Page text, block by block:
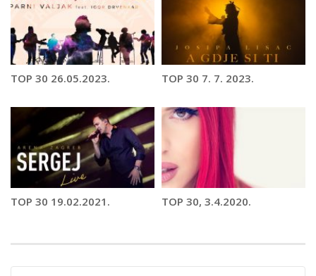
TOP 30 26.05.2023. TOP 30 7. 7. 2023.
TOP 30 19.02.2021. TOP 30, 3.4.2020.